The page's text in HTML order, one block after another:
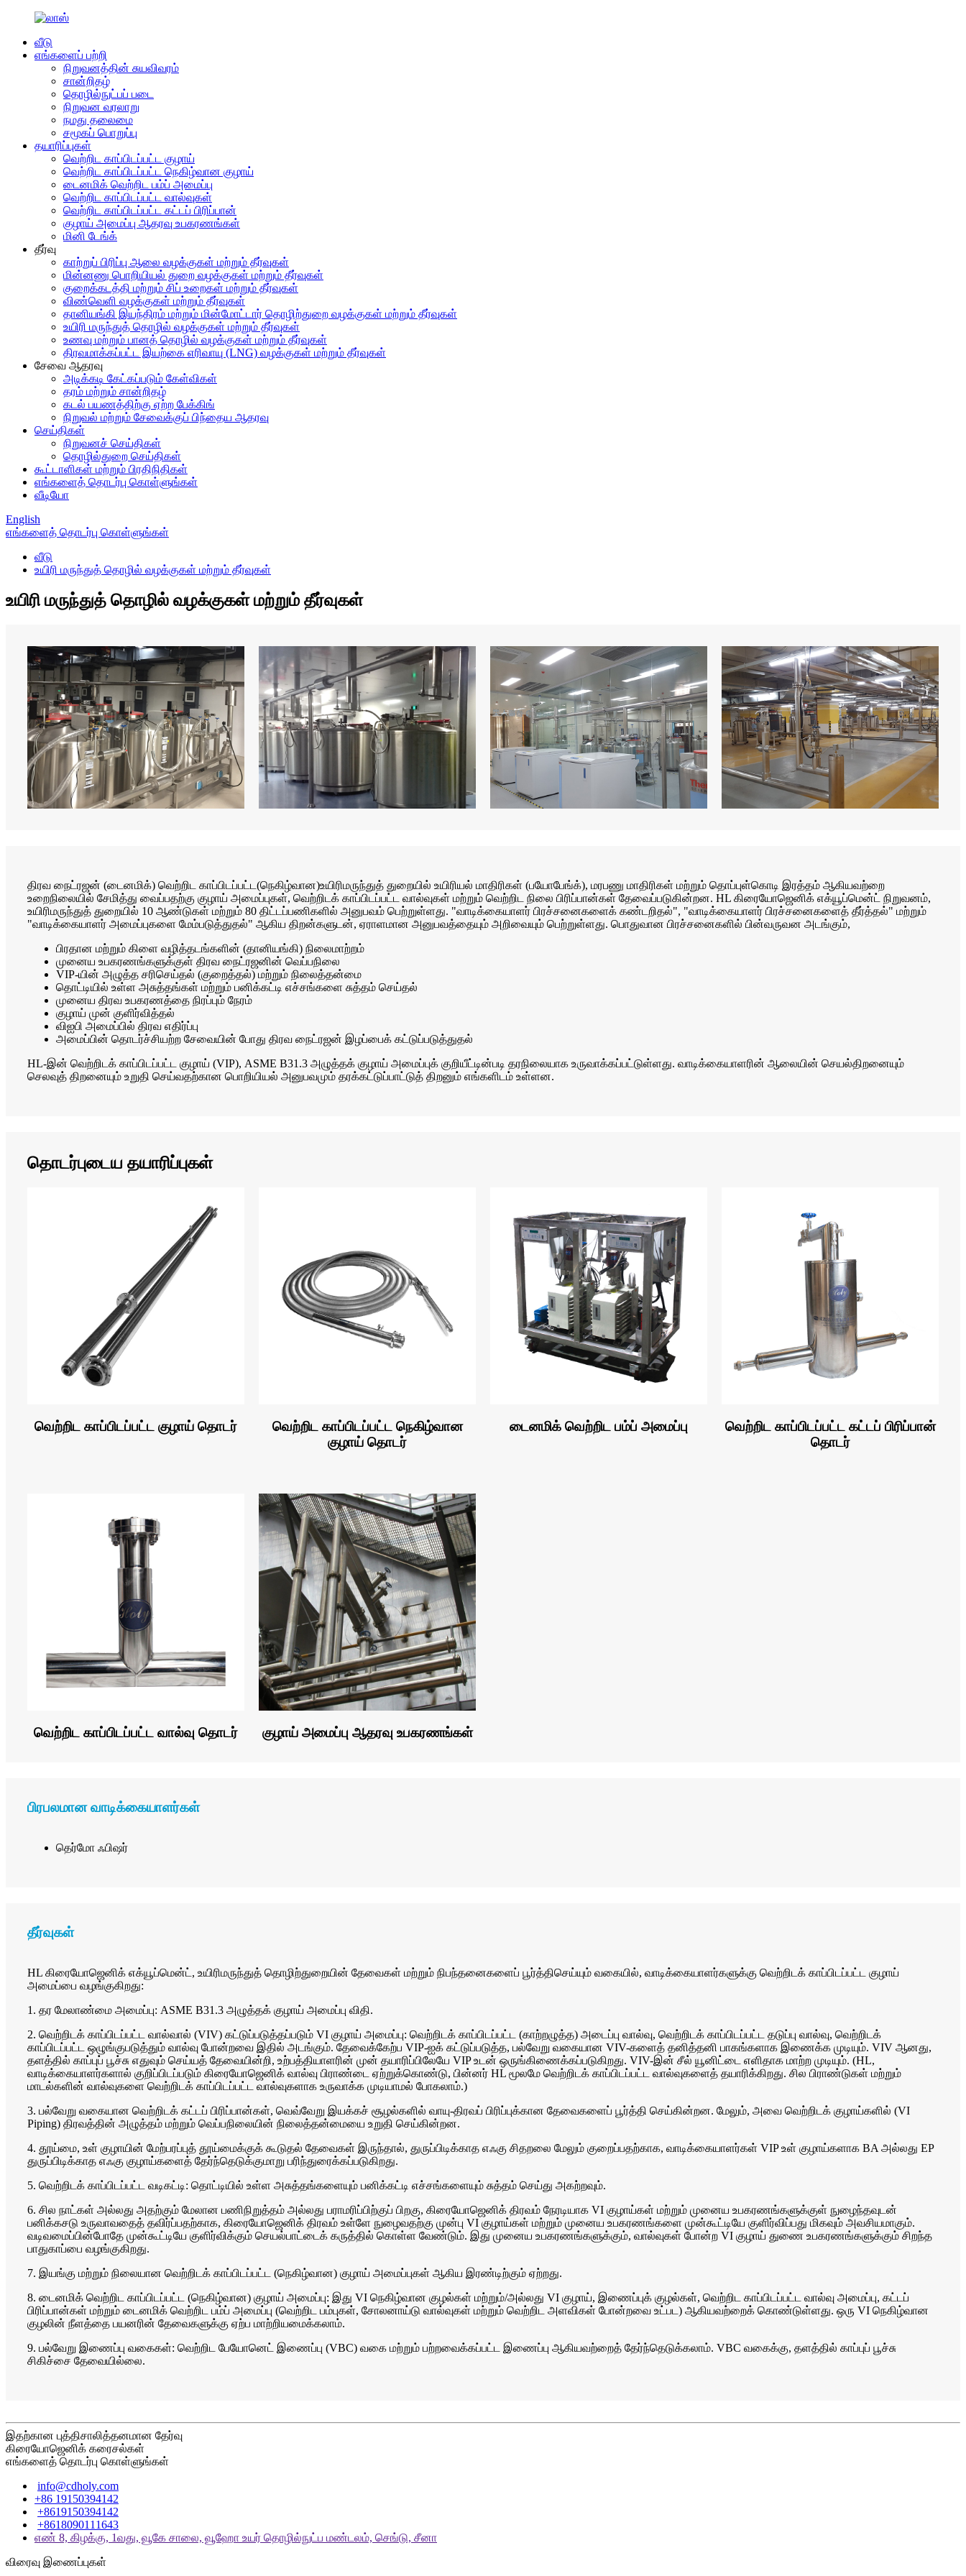
வீடு
எங்களைப் பற்றி
நிறுவனத்தின் சுயவிவரம்
சான்றிதழ்
தொழில்நுட்பப் படை
நிறுவன வரலாறு
நமது தலைமை
சமூகப் பொறுப்பு
தயாரிப்புகள்
வெற்றிட காப்பிடப்பட்ட குழாய்
வெற்றிட காப்பிடப்பட்ட நெகிழ்வான குழாய்
டைனமிக் வெற்றிட பம்ப் அமைப்பு
வெற்றிட காப்பிடப்பட்ட வால்வுகள்
வெற்றிட காப்பிடப்பட்ட கட்டப் பிரிப்பான்
குழாய் அமைப்பு ஆதரவு உபகரணங்கள்
மினி டேங்க்
தீர்வு
காற்றுப் பிரிப்பு ஆலை வழக்குகள் மற்றும் தீர்வுகள்
மின்னணு பொறியியல் துறை வழக்குகள் மற்றும் தீர்வுகள்
குறைக்கடத்தி மற்றும் சிப் உறைகள் மற்றும் தீர்வுகள்
விண்வெளி வழக்குகள் மற்றும் தீர்வுகள்
தானியங்கி இயந்திரம் மற்றும் மின்மோட்டார் தொழிற்துறை வழக்குகள் மற்றும் தீர்வுகள்
உயிரி மருந்துத் தொழில் வழக்குகள் மற்றும் தீர்வுகள்
உணவு மற்றும் பானத் தொழில் வழக்குகள் மற்றும் தீர்வுகள்
திரவமாக்கப்பட்ட இயற்கை எரிவாயு (LNG) வழக்குகள் மற்றும் தீர்வுகள்
சேவை ஆதரவு
அடிக்கடி கேட்கப்படும் கேள்விகள்
தரம் மற்றும் சான்றிதழ்
கடல் பயணத்திற்கு ஏற்ற பேக்கிங்
நிறுவல் மற்றும் சேவைக்குப் பிந்தைய ஆதரவு
செய்திகள்
நிறுவனச் செய்திகள்
தொழில்துறை செய்திகள்
கூட்டாளிகள் மற்றும் பிரதிநிதிகள்
எங்களைத் தொடர்பு கொள்ளுங்கள்
வீடியோ
English
எங்களைத் தொடர்பு கொள்ளுங்கள்
வீடு
உயிரி மருந்துத் தொழில் வழக்குகள் மற்றும் தீர்வுகள்
உயிரி மருந்துத் தொழில் வழக்குகள் மற்றும் தீர்வுகள்
திரவ நைட்ரஜன் (டைனமிக்) வெற்றிட காப்பிடப்பட்ட (நெகிழ்வான)உயிரிமருந்துத் துறையில் உயிரியல் மாதிரிகள் (பயோபேங்க்), மரபணு மாதிரிகள் மற்றும் தொப்புள்கொடி இரத்தம் ஆகியவற்றை
உறைநிலையில் சேமித்து வைப்பதற்கு குழாய் அமைப்புகள், வெற்றிடக் காப்பிடப்பட்ட வால்வுகள் மற்றும் வெற்றிட நிலை பிரிப்பான்கள் தேவைப்படுகின்றன. HL கிரையோஜெனிக் எக்யூப்மென்ட் நிறுவனம்,
உயிரிமருந்துத் துறையில் 10 ஆண்டுகள் மற்றும் 80 திட்டப்பணிகளில் அனுபவம் பெற்றுள்ளது. "வாடிக்கையாளர் பிரச்சனைகளைக் கண்டறிதல்", "வாடிக்கையாளர் பிரச்சனைகளைத் தீர்த்தல்" மற்றும்
"வாடிக்கையாளர் அமைப்புகளை மேம்படுத்துதல்" ஆகிய திறன்களுடன், ஏராளமான அனுபவத்தையும் அறிவையும் பெற்றுள்ளது. பொதுவான பிரச்சனைகளில் பின்வருவன அடங்கும்,
பிரதான மற்றும் கிளை வழித்தடங்களின் (தானியங்கி) நிலைமாற்றம்
முனைய உபகரணங்களுக்குள் திரவ நைட்ரஜனின் வெப்பநிலை
VIP-யின் அழுத்த சரிசெய்தல் (குறைத்தல்) மற்றும் நிலைத்தன்மை
தொட்டியில் உள்ள அசுத்தங்கள் மற்றும் பனிக்கட்டி எச்சங்களை சுத்தம் செய்தல்
முனைய திரவ உபகரணத்தை நிரப்பும் நேரம்
குழாய் முன் குளிர்வித்தல்
விஐபி அமைப்பில் திரவ எதிர்ப்பு
அமைப்பின் தொடர்ச்சியற்ற சேவையின் போது திரவ நைட்ரஜன் இழப்பைக் கட்டுப்படுத்துதல்
HL-இன் வெற்றிடக் காப்பிடப்பட்ட குழாய் (VIP), ASME B31.3 அழுத்தக் குழாய் அமைப்புக் குறியீட்டின்படி தரநிலையாக உருவாக்கப்பட்டுள்ளது. வாடிக்கையாளரின் ஆலையின் செயல்திறனையும்
செலவுத் திறனையும் உறுதி செய்வதற்கான பொறியியல் அனுபவமும் தரக்கட்டுப்பாட்டுத் திறனும் எங்களிடம் உள்ளன.
தொடர்புடைய தயாரிப்புகள்
வெற்றிட காப்பிடப்பட்ட குழாய் தொடர்
வெற்றிட காப்பிடப்பட்ட நெகிழ்வான
குழாய் தொடர்
டைனமிக் வெற்றிட பம்ப் அமைப்பு
வெற்றிட காப்பிடப்பட்ட கட்டப் பிரிப்பான்
தொடர்
வெற்றிட காப்பிடப்பட்ட வால்வு தொடர் குழாய் அமைப்பு ஆதரவு உபகரணங்கள்
பிரபலமான வாடிக்கையாளர்கள்
தெர்மோ ஃபிஷர்
தீர்வுகள்
HL கிரையோஜெனிக் எக்யூப்மென்ட், உயிரிமருந்துத் தொழிற்துறையின் தேவைகள் மற்றும் நிபந்தனைகளைப் பூர்த்திசெய்யும் வகையில், வாடிக்கையாளர்களுக்கு வெற்றிடக் காப்பிடப்பட்ட குழாய்
அமைப்பை வழங்குகிறது:
1. தர மேலாண்மை அமைப்பு: ASME B31.3 அழுத்தக் குழாய் அமைப்பு விதி.
2. வெற்றிடக் காப்பிடப்பட்ட வால்வால் (VIV) கட்டுப்படுத்தப்படும் VI குழாய் அமைப்பு: வெற்றிடக் காப்பிடப்பட்ட (காற்றழுத்த) அடைப்பு வால்வு, வெற்றிடக் காப்பிடப்பட்ட தடுப்பு வால்வு, வெற்றிடக்
காப்பிடப்பட்ட ஒழுங்குபடுத்தும் வால்வு போன்றவை இதில் அடங்கும். தேவைக்கேற்ப VIP-ஐக் கட்டுப்படுத்த, பல்வேறு வகையான VIV-களைத் தனித்தனி பாகங்களாக இணைக்க முடியும். VIV ஆனது,
தளத்தில் காப்புப் பூச்சு எதுவும் செய்யத் தேவையின்றி, உற்பத்தியாளரின் முன் தயாரிப்பிலேயே VIP உடன் ஒருங்கிணைக்கப்படுகிறது. VIV-இன் சீல் யூனிட்டை எளிதாக மாற்ற முடியும். (HL,
வாடிக்கையாளர்களால் குறிப்பிடப்படும் கிரையோஜெனிக் வால்வு பிராண்டை ஏற்றுக்கொண்டு, பின்னர் HL மூலமே வெற்றிடக் காப்பிடப்பட்ட வால்வுகளைத் தயாரிக்கிறது. சில பிராண்டுகள் மற்றும்
மாடல்களின் வால்வுகளை வெற்றிடக் காப்பிடப்பட்ட வால்வுகளாக உருவாக்க முடியாமல் போகலாம்.)
3. பல்வேறு வகையான வெற்றிடக் கட்டப் பிரிப்பான்கள், வெவ்வேறு இயக்கச் சூழல்களில் வாயு-திரவப் பிரிப்புக்கான தேவைகளைப் பூர்த்தி செய்கின்றன. மேலும், அவை வெற்றிடக் குழாய்களில் (VI
Piping) திரவத்தின் அழுத்தம் மற்றும் வெப்பநிலையின் நிலைத்தன்மையை உறுதி செய்கின்றன.
4. தூய்மை, உள் குழாயின் மேற்பரப்புத் தூய்மைக்குக் கூடுதல் தேவைகள் இருந்தால், துருப்பிடிக்காத எஃகு சிதறலை மேலும் குறைப்பதற்காக, வாடிக்கையாளர்கள் VIP உள் குழாய்களாக BA அல்லது EP
துருப்பிடிக்காத எஃகு குழாய்களைத் தேர்ந்தெடுக்குமாறு பரிந்துரைக்கப்படுகிறது.
5. வெற்றிடக் காப்பிடப்பட்ட வடிகட்டி: தொட்டியில் உள்ள அசுத்தங்களையும் பனிக்கட்டி எச்சங்களையும் சுத்தம் செய்து அகற்றவும்.
6. சில நாட்கள் அல்லது அதற்கும் மேலான பணிநிறுத்தம் அல்லது பராமரிப்பிற்குப் பிறகு, கிரையோஜெனிக் திரவம் நேரடியாக VI குழாய்கள் மற்றும் முனைய உபகரணங்களுக்குள் நுழைந்தவுடன்
பனிக்கசடு உருவாவதைத் தவிர்ப்பதற்காக, கிரையோஜெனிக் திரவம் உள்ளே நுழைவதற்கு முன்பு VI குழாய்கள் மற்றும் முனைய உபகரணங்களை முன்கூட்டியே குளிர்விப்பது மிகவும் அவசியமாகும்.
வடிவமைப்பின்போதே முன்கூட்டியே குளிர்விக்கும் செயல்பாட்டைக் கருத்தில் கொள்ள வேண்டும். இது முனைய உபகரணங்களுக்கும், வால்வுகள் போன்ற VI குழாய் துணை உபகரணங்களுக்கும் சிறந்த
பாதுகாப்பை வழங்குகிறது.
7. இயங்கு மற்றும் நிலையான வெற்றிடக் காப்பிடப்பட்ட (நெகிழ்வான) குழாய் அமைப்புகள் ஆகிய இரண்டிற்கும் ஏற்றது.
8. டைனமிக் வெற்றிட காப்பிடப்பட்ட (நெகிழ்வான) குழாய் அமைப்பு: இது VI நெகிழ்வான குழல்கள் மற்றும்/அல்லது VI குழாய், இணைப்புக் குழல்கள், வெற்றிட காப்பிடப்பட்ட வால்வு அமைப்பு, கட்டப்
பிரிப்பான்கள் மற்றும் டைனமிக் வெற்றிட பம்ப் அமைப்பு (வெற்றிட பம்புகள், சோலனாய்டு வால்வுகள் மற்றும் வெற்றிட அளவிகள் போன்றவை உட்பட) ஆகியவற்றைக் கொண்டுள்ளது. ஒரு VI நெகிழ்வான
குழலின் நீளத்தை பயனரின் தேவைகளுக்கு ஏற்ப மாற்றியமைக்கலாம்.
9. பல்வேறு இணைப்பு வகைகள்: வெற்றிட பேயோனெட் இணைப்பு (VBC) வகை மற்றும் பற்றவைக்கப்பட்ட இணைப்பு ஆகியவற்றைத் தேர்ந்தெடுக்கலாம். VBC வகைக்கு, தளத்தில் காப்புப் பூச்சு
சிகிச்சை தேவையில்லை.
இதற்கான புத்திசாலித்தனமான தேர்வு
கிரையோஜெனிக் கரைசல்கள்
எங்களைத் தொடர்பு கொள்ளுங்கள்
info@cdholy.com
+86 19150394142
+8619150394142
+8618090111643
எண் 8, கிழக்கு, 1வது, வூகே சாலை, வூஹோ உயர் தொழில்நுட்ப மண்டலம், செங்டு, சீனா
விரைவு இணைப்புகள்